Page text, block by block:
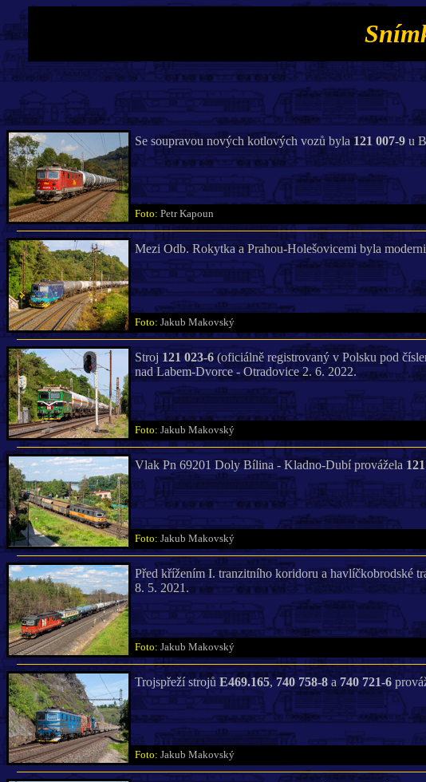
Se soupravou nových kotlových vozů byla121 007-9 u
Foto: Petr Kapoun
Mezi Odb. Rokytka a Prahou-Holešovicemi byla
Foto: Jakub Makovský
Stroj121 023-6(oficiálně registrovaný v Polsku pod
nad Labem-Dvorce - Otradovice 2. 6. 2022.
Foto: Jakub Makovský
Vlak Pn 69201 Doly Bílina - Kladno-Dubí provážela
Foto: Jakub Makovský
Před křížením I. tranzitního koridoru a havlíčkobrodské
8. 5. 2021.
Foto: Jakub Makovský
Trojspřeží strojů E469.165,740 758-8 a740 721-6
Foto: Jakub Makovský